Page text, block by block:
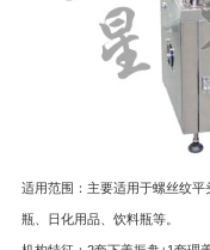
适用范围：主要适用于螺丝纹
瓶、日化用品、饮料瓶等。